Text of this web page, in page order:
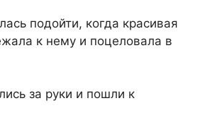
подойти, когда красивая
к нему и поцеловала в
за руки и пошли к